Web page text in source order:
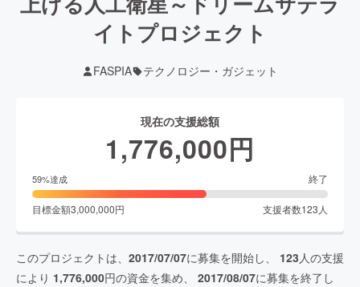
イトプロジェクト
FASPIA テクノロジー・ガジェット
現在の支援総額
1,776,000円
59%達成 終了
目標金額3,000,000円 支援者数123 人
このプロジェクトは、 2017/07/07に募集を開始し、 123人の支援
により 1,776,000円の資金を集め、 2017/08/07に募集を終了し